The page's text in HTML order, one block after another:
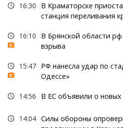
16:30
В Краматорске
станция переливания
16:10
В Брянской области
взрыва
15:47 РФ нанесла удар по
Одессе»
14:56 В ЕС объявили о
14:04 Силы обороны